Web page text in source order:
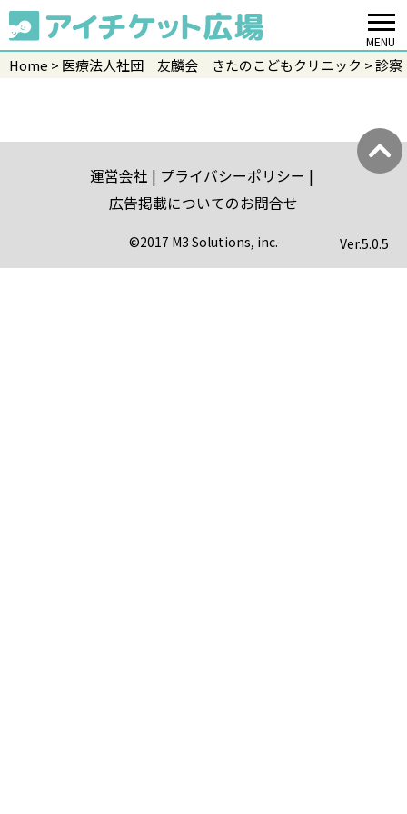
MENU
Home 医療法人社団 友麟会 きたのこどもクリニック 診察
運営会社
プライバシーポリシー
広告掲載についてのお問合せ
©2017 M3 Solutions, inc. Ver.5.0.5